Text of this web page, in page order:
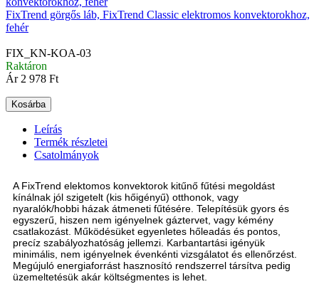
FixTrend görgős láb, FixTrend Classic elektromos konvektorokhoz,
fehér
FIX_KN-KOA-03
Raktáron
Ár 2 978 Ft
Kosárba
Leírás
Termék részletei
Csatolmányok
A FixTrend elektomos konvektorok kitűnő fűtési megoldást
kínálnak jól szigetelt (kis hőigényű) otthonok, vagy
nyaralók/hobbi házak átmeneti fűtésére. Telepítésük gyors és
egyszerű, hiszen nem igényelnek gáztervet, vagy kémény
csatlakozást. Működésüket egyenletes hőleadás és pontos,
precíz szabályozhatóság jellemzi. Karbantartási igényük
minimális, nem igényelnek évenkénti vizsgálatot és ellenőrzést.
Megújuló energiaforrást hasznosító rendszerrel társítva pedig
üzemeltetésük akár költségmentes is lehet.